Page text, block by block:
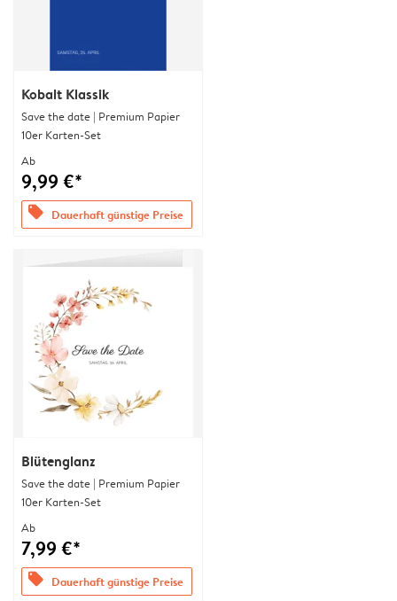
Kobalt Klassik
Save the date | Premium Papier
10er Karten-Set
Ab
9,99 €*
offers Dauerhaft günstige Preise
Blütenglanz
Save the date | Premium Papier
10er Karten-Set
Ab
7,99 €*
offers Dauerhaft günstige Preise